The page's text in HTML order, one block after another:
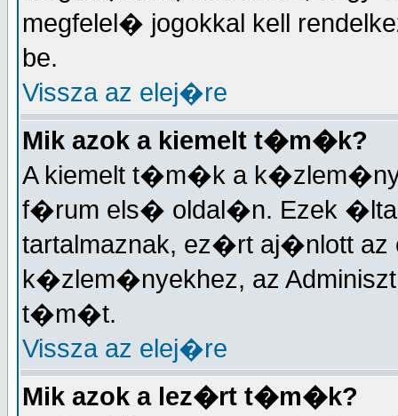
megfelel� jogokkal kell
be.
Vissza az elej�re
Mik azok a kiemelt t�m�k?
A kiemelt t�m�k a
f�rum els� oldal�n. Ezek
tartalmaznak, ez�rt aj�nlott
k�zlem�nyekhez, az
t�m�t.
Vissza az elej�re
Mik azok a lez�rt t�m�k?